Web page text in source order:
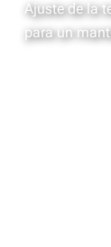
Ajuste de la
para un